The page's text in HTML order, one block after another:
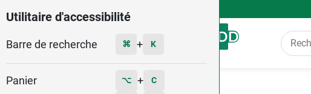
Utilitaire d'accessibilité
Barre de recherche ⌘ + K
Panier ⌥ + C
Menu